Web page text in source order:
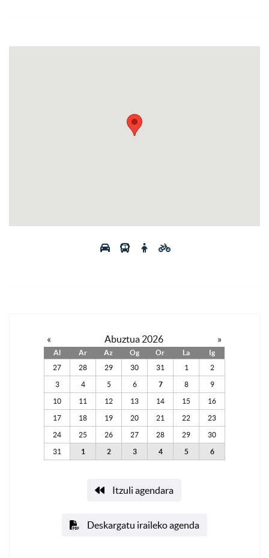
« Abuztua 2026 »
Al Ar Az Og Or La
Ig
27
28 29 30 31 1 2
3 4 5 6 7 8 9
10 11 12 13 14 15 16
17 18 19 20 21 22 23
24 25 26 27 28 29 30
31 1 2 3 4 5 6
Itzuli agendara
Deskargatu iraileko agenda